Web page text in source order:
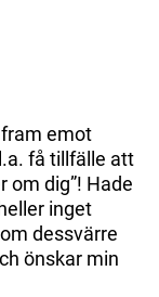
emot
få tillfälle att
om dig”! Hade
inget
dessvärre
önskar min